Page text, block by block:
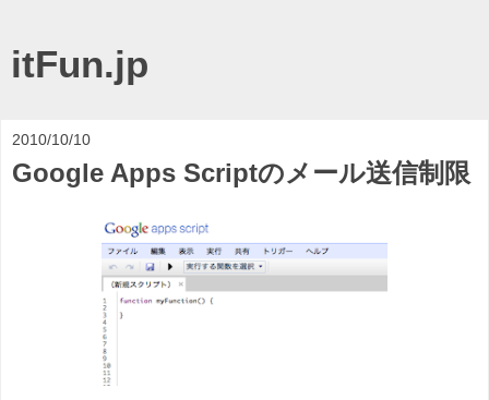
itFun.jp
2010/10/10
Google Apps Scriptのメール送信制限